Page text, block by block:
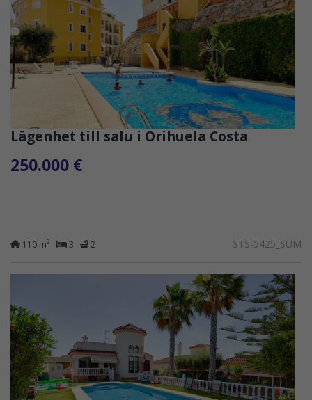
Lägenhet till salu i Orihuela Costa
250.000 €
110 m2 3 2 STS-5425_SUM